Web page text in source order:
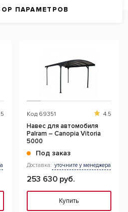
ПАРАМЕТРОВ
Код 69351 4.5
Навес для автомобиля
Palram – Canopia Vitoria
5000
Под заказ
Доставка: уточните у менеджера
253 630 руб.
Купить